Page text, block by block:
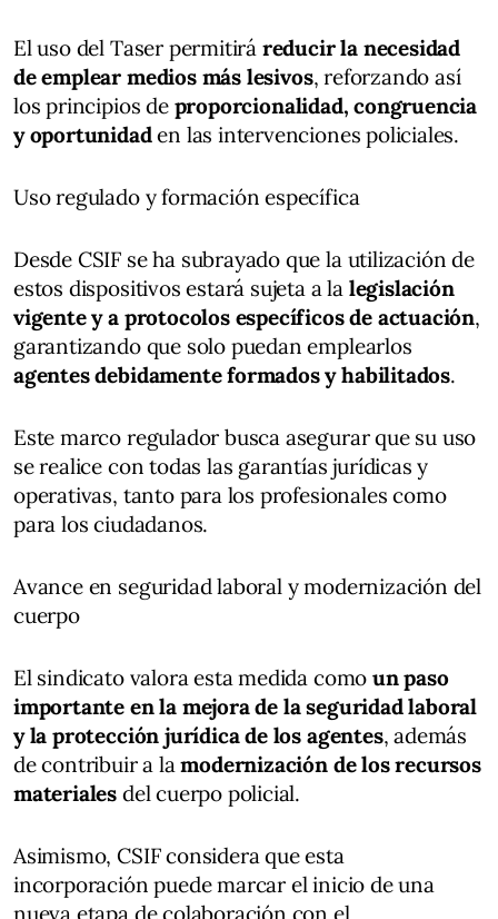
El uso del Taser permitirá reducir la necesidad
de emplear medios más lesivos, reforzando así
los principios de proporcionalidad, congruencia
y oportunidaden las intervenciones policiales.
Uso regulado y formación específica
Desde CSIF se ha subrayado que la utilización de
estos dispositivos estará sujeta a la legislación
vigente y a protocolos específicos de actuación,
garantizando que solo puedan emplearlos
agentes debidamente formados y habilitados.
Este marco regulador busca asegurar que su uso
se realice con todas las garantías jurídicas y
operativas, tanto para los profesionales como
para los ciudadanos.
Avance en seguridad laboral y modernización del
cuerpo
El sindicato valora esta medida como un paso
importante en la mejora de la seguridad laboral
y la protección jurídica de los agentes, además
de contribuir a lamodernización de los recursos
materiales del cuerpo policial.
Asimismo, CSIF considera que esta
incorporación puede marcar el inicio de una
nueva etapa de colaboración con el